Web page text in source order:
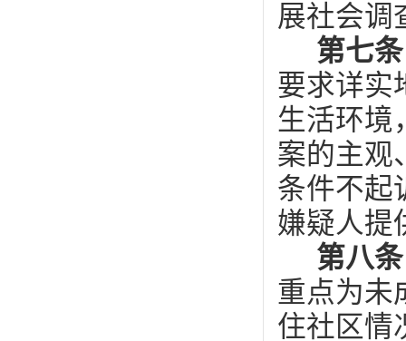
展社会调
第七
要求详实
生活环境
案的主观
条件不起
嫌疑人提
第八
重点为未
住社区情